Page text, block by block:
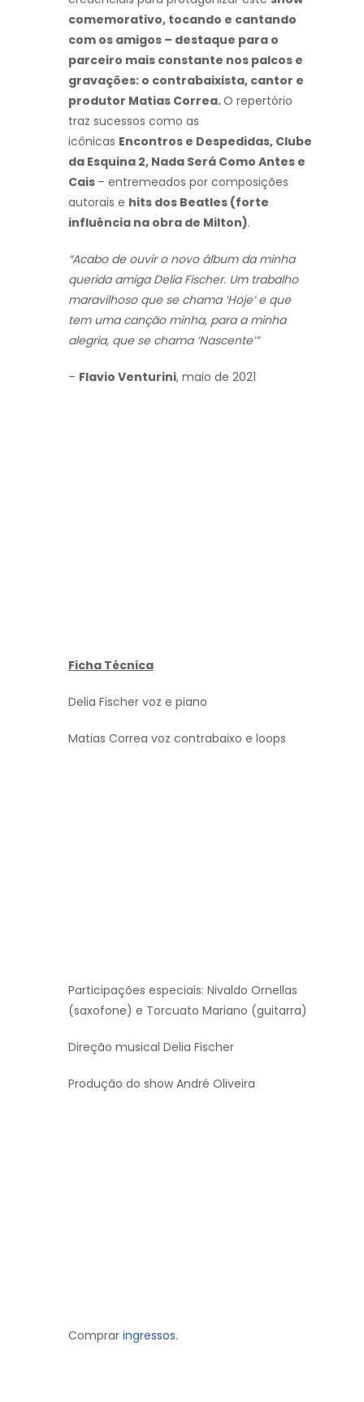
comemorativo, tocando e cantando
com os amigos – destaque para o
parceiro mais constante nos palcos e
gravações: o contrabaixista, cantor e
produtor Matias Correa.O repertório
traz sucessos como as
icônicas Encontros e Despedidas, Clube
da Esquina 2, Nada Será Como Antes e
Cais – entremeados por composições
autorais e hits dos Beatles (forte
influência na obra de Milton).
“Acabo de ouvir o novo álbum da minha
querida amiga Delia Fischer. Um trabalho
maravilhoso que se chama ‘Hoje’ e que
tem uma canção minha, para a minha
alegria, que se chama ‘Nascente’”
– Flavio Venturini, maio de 2021
Ficha Técnica
Delia Fischer voz e piano
Matias Correa voz contrabaixo e loops
Participações especiais: Nivaldo Ornellas
(saxofone) e Torcuato Mariano (guitarra)
Direção musical Delia Fischer
Produção do show André Oliveira
Comprar ingressos.